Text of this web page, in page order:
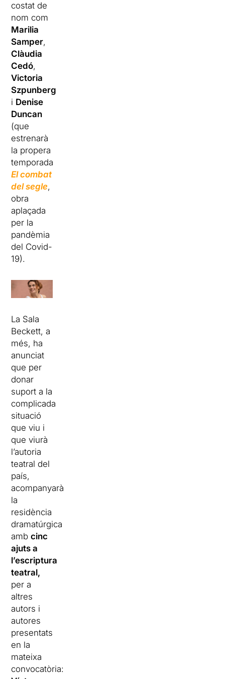
costat de
nom com
Marilia
Samper,
Clàudia
Cedó,
Victoria
Szpunberg
i Denise
Duncan
(que
estrenarà
la propera
temporada
El combat
del segle,
obra
aplaçada
per la
pandèmia
del Covid-
19).
La Sala
Beckett, a
més, ha
anunciat
que per
donar
suport a la
complicada
situació
que viu i
que viurà
l’autoria
teatral del
país,
acompanyarà
la
residència
dramatúrgica
ambcinc
ajuts a
l’escriptura
teatral,
per a
altres
autors i
autores
presentats
en la
mateixa
convocatòria: